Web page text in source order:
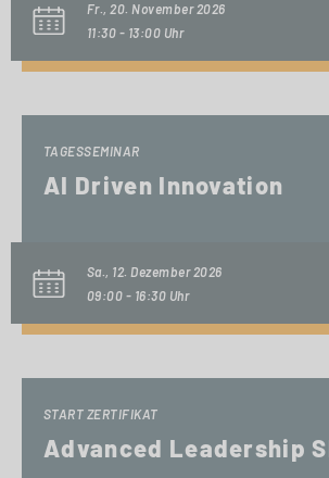
Fr., 20. November 2026
11:30 - 13:00 Uhr
TAGESSEMINAR
AI Driven Innovation
Sa., 12. Dezember 2026
09:00 - 16:30 Uhr
START ZERTIFIKAT
Advanced Leadership